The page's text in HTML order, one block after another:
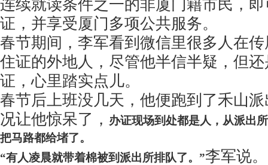
连续就读条件之一的非厦门籍市民，
证，并享受厦门多项公共服务。
春节期间，李军看到微信里很多人在传
住证的外地人，尽管他半信半疑，但
证，心里踏实点儿。
春节后上班没几天，他便跑到了禾山
况让他惊呆了， 办证现场到处都是人，从派出
把马路都给堵了。
“有人凌晨就带着棉被到派出所排队了。”李军说。